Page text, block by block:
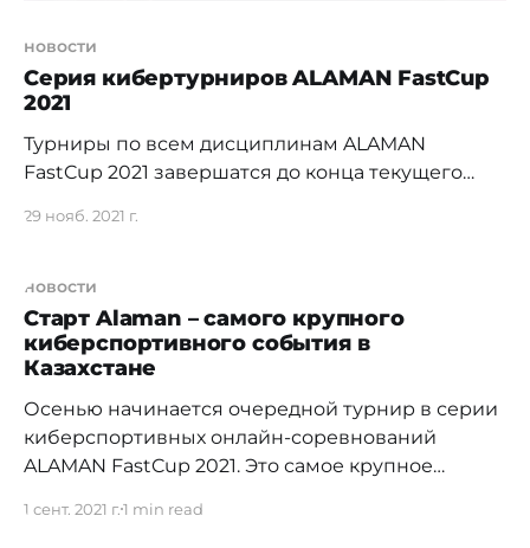
новости
Серия кибертурниров ALAMAN FastCup
2021
Турниры по всем дисциплинам ALAMAN
FastCup 2021 завершатся до конца текущего
серии составляет 5 миллионов тенге. Самыми
Royale, Counter-Strike: Global Offensive и PUBG
MOBILE. На сегодняшний день уже проведено
около 34 турниров на сумму 3 миллиона 150
тысяч тенге. Официальными
29 нояб. 2021 г.
новости
Старт Alaman – самого крупного
киберспортивного события в
Казахстане
Осенью начинается очередной турнир в серии
киберспортивных онлайн-соревнований
ALAMAN FastCup 2021. Это самое крупное
Организаторами мероприятия стали –
1 сент. 2021 г.1 min read